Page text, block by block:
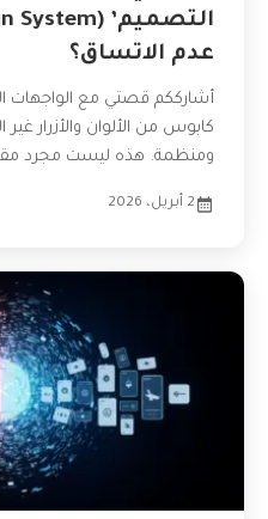
عدم الاتساق؟
أشارككم قصتي مع الواجهات
كابوس من الألوان والأزرار
ومنظمة. هذه ليست مجرد
2 أبريل، 2026